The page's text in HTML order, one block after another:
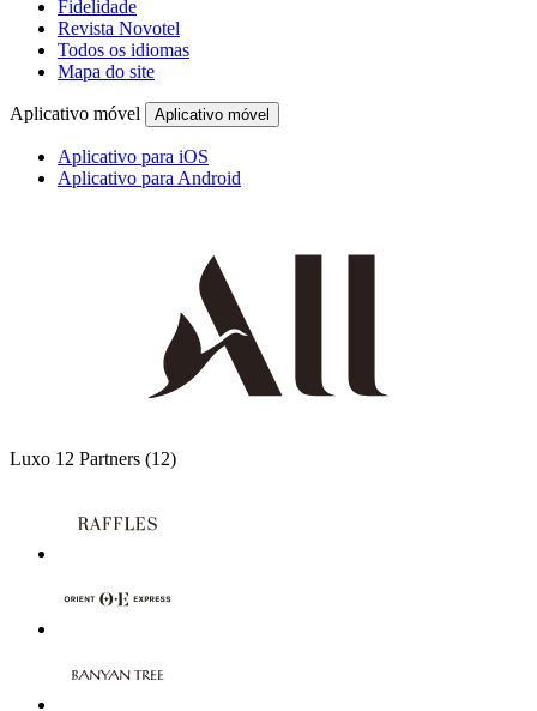
Fidelidade
Revista Novotel
Todos os idiomas
Mapa do site
Aplicativo móvel Aplicativo móvel
Aplicativo para iOS
Aplicativo para Android
Luxo 12 Partners (12)